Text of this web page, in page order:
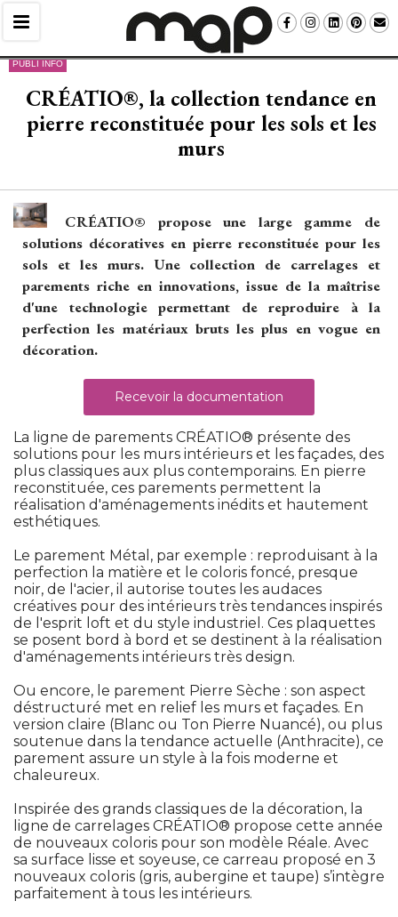
PUBLI INFO
CRÉATIO®, la collection tendance en
pierre reconstituée pour les sols et les
murs
CRÉATIO® propose une large gamme de
solutions décoratives en pierre reconstituée pour les
sols et les murs. Une collection de carrelages et
parements riche en innovations, issue de la maîtrise
d'une technologie permettant de reproduire à la
perfection les matériaux bruts les plus en vogue en
décoration.
Recevoir la documentation
La ligne de parements CRÉATIO® présente des
solutions pour les murs intérieurs et les façades, des
plus classiques aux plus contemporains. En pierre
reconstituée, ces parements permettent la
réalisation d'aménagements inédits et hautement
esthétiques.
Le parement Métal, par exemple : reproduisant à la
perfection la matière et le coloris foncé, presque
noir, de l'acier, il autorise toutes les audaces
créatives pour des intérieurs très tendances inspirés
de l'esprit loft et du style industriel. Ces plaquettes
se posent bord à bord et se destinent à la réalisation
d'aménagements intérieurs très design.
Ou encore, le parement Pierre Sèche : son aspect
déstructuré met en relief les murs et façades. En
version claire (Blanc ou Ton Pierre Nuancé), ou plus
soutenue dans la tendance actuelle (Anthracite), ce
parement assure un style à la fois moderne et
chaleureux.
Inspirée des grands classiques de la décoration, la
ligne de carrelages CRÉATIO® propose cette année
de nouveaux coloris pour son modèle Réale. Avec
sa surface lisse et soyeuse, ce carreau proposé en 3
nouveaux coloris (gris, aubergine et taupe) s’intègre
parfaitement à tous les intérieurs.